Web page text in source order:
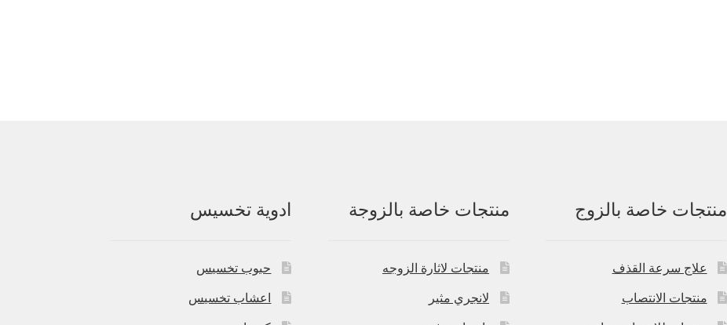
منتجات خاصة بالزوج
علاج سرعة القذف
منتجات الانتصاب
منتجات خاصة بالزوجة
منتجات لاثارة الزوجه
لانجري مثير
ادوية تخسيس
حبوب تخسيس
اعشاب تخسيس